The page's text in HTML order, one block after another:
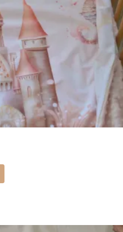
choisies
sur
page
du
produit